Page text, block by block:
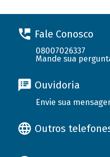
Fale Conosco
08007026337
Mande sua
Ouvidoria
Envie sua
Outros